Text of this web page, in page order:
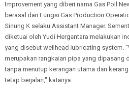
Improvement yang diberi nama Gas Poll
berasal dari Fungsi Gas Production
Sinung K selaku Assistant Manager.
diketuai oleh Yudi Hergantara melakukan
yang disebut wellhead lubricating system.
merupakan rangkaian pipa yang dipasang
tanpa menutup kerangan utama dan
tetap berjalan," katanya.